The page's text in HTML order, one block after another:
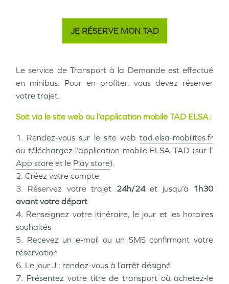
JE RÉSERVE MON TAD
Le service de Transport à la Demande est effectué
en minibus. Pour en profiter, vous devez réserver
votre trajet.
Soit via le site web ou l’application mobile TAD ELSA :
1. Rendez-vous sur le site web tad.elsa-mobilites.fr
ou téléchargez l’application mobile ELSA TAD (sur l’
App store et le Play store).
2. Créez votre compte
3. Réservez votre trajet 24h/24et jusqu’à
1h30
avant votre départ
4. Renseignez votre itinéraire, le jour et les horaires
souhaités
5. Recevez un e-mail ou un SMS confirmant votre
réservation
6. Le jour J : rendez-vous à l’arrêt désigné
7. Présentez votre titre de transport où achetez-le